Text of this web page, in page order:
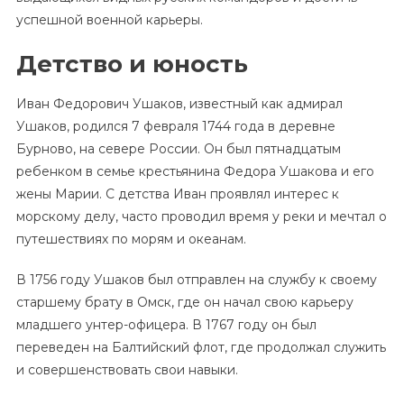
успешной военной карьеры.
Детство и юность
Иван Федорович Ушаков, известный как адмирал
Ушаков, родился 7 февраля 1744 года в деревне
Бурново, на севере России. Он был пятнадцатым
ребенком в семье крестьянина Федора Ушакова и его
жены Марии. С детства Иван проявлял интерес к
морскому делу, часто проводил время у реки и мечтал о
путешествиях по морям и океанам.
В 1756 году Ушаков был отправлен на службу к своему
старшему брату в Омск, где он начал свою карьеру
младшего унтер-офицера. В 1767 году он был
переведен на Балтийский флот, где продолжал служить
и совершенствовать свои навыки.